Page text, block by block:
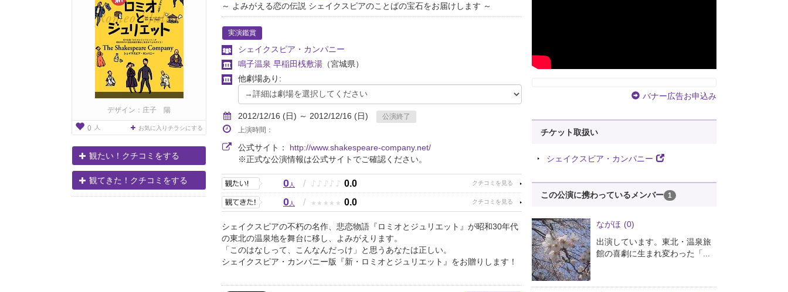
デザイン：庄子 陽
0 人 お気に入りチラシにする
観たい！クチコミをする
観てきた！クチコミをする
～ よみがえる恋の伝説 シェイクスピアのことばの宝石をお届けします ～
実演鑑賞
シェイクスピア・カンパニー
鳴子温泉 早稲田桟敷湯 （宮城県）
他劇場あり:
2012/12/16 (日) ～ 2012/12/16 (日)
公演終了
上演時間：
公式サイト： http://www.shakespeare-company.net/
※正式な公演情報は公式サイトでご確認ください。
0人 / ♪ ♪ ♪ ♪ ♪ 0.0
0人 / ★ ★ ★ ★ ★ 0.0
シェイクスピアの不朽の名作、悲恋物語『ロミオとジュリエット』が昭和30年代
の東北の温泉地を舞台に移し、よみがえります。
「このはなしって、こんなんだっけ」と思うあなたは正しい。
シェイクスピア・カンパニー版『新・ロミオとジュリエット』をお贈りします！
バナー広告お申込み
チケット取扱い
シェイクスピア・カンパニー
この公演に携わっているメンバー 1
ながほ (0)
出演しています。東北・温泉旅
館の喜劇に生まれ変わった「...